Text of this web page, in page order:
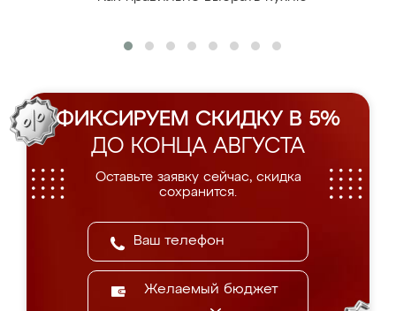
ФИКСИРУЕМ СКИДКУ В 5%
ДО КОНЦА АВГУСТА
Оставьте заявку сейчас, скидка
сохранится.
Желаемый бюджет